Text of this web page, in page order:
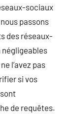
sociaux
passons
des réseaux-
négligeables
l’avez pas
si vos
de requêtes.